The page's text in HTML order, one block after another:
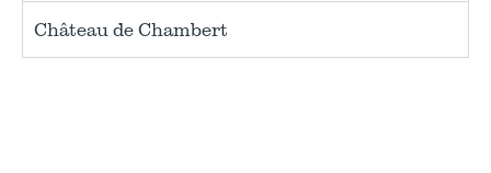
Château de Chambert